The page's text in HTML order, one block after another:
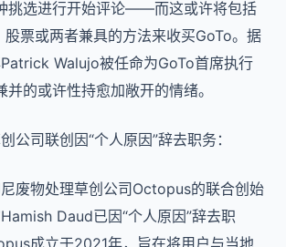
挑选进行开始评论——而这或许将包括
票或两者兼具的方法来收买GoTo。据
Walujo被任命为GoTo首席执行
并的或许性持愈加敞开的情绪。
公司联创因“个人原因”辞去职务：
废物处理草创公司Octopus的联合创始
Daud已因“个人原因”辞去职
成立于2021年，旨在将用户与当地